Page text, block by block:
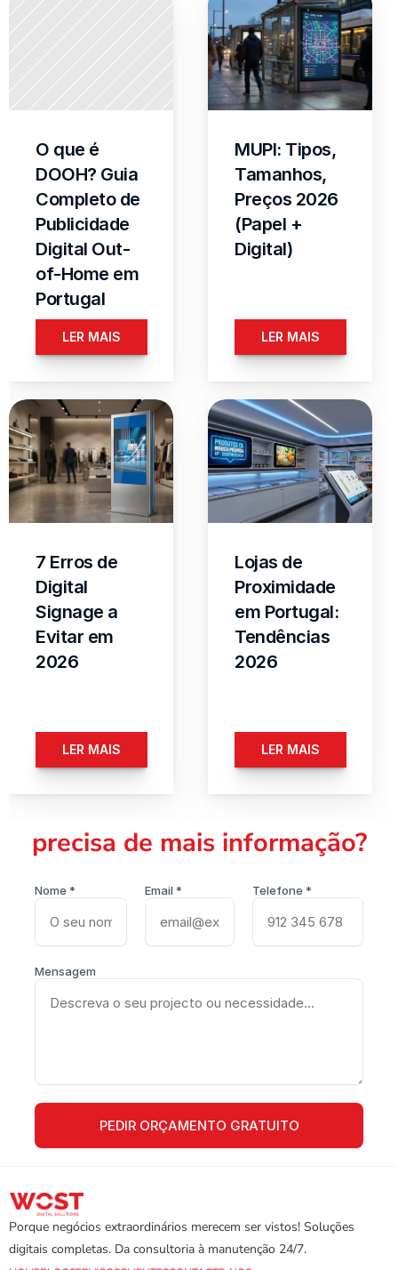
O que é
DOOH? Guia
Completo de
Publicidade
Digital Out-
of-Home em
Portugal
LER MAIS
MUPI: Tipos,
Tamanhos,
Preços 2026
(Papel +
Digital)
LER MAIS
7 Erros de
Digital
Signage a
Evitar em
2026
LER MAIS
Lojas de
Proximidade
em Portugal:
Tendências
2026
LER MAIS
precisa de mais informação?
Nome * Email * Telefone *
Mensagem
Porque negócios extraordinários merecem ser vistos! Soluções
digitais completas. Da consultoria à manutenção 24/7.